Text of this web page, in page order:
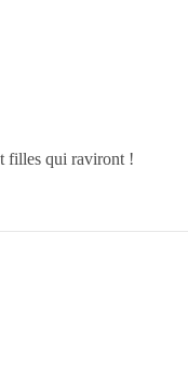
filles qui raviront !